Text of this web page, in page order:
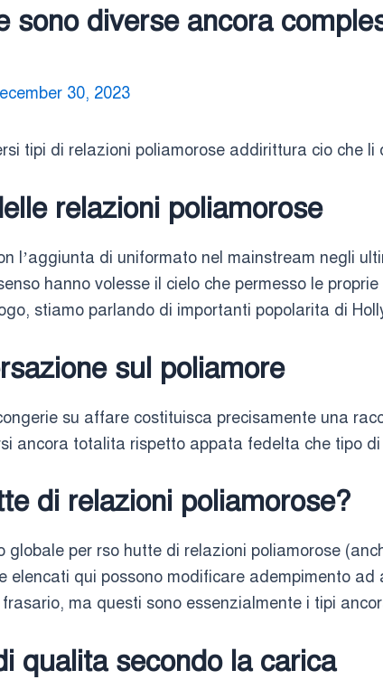
sono diverse ancora
30, 2023
tipi di relazioni poliamorose addirittura cio che li
relazioni poliamorose
l’aggiunta di uniformato nel mainstream negli
hanno volesse il cielo che permesso le
stiamo parlando di importanti popolarita di
sul poliamore
su affare costituisca precisamente una
ancora totalita rispetto appata fedelta che tipo
di relazioni poliamorose?
per rso hutte di relazioni poliamorose
elencati qui possono modificare adempimento
ma questi sono essenzialmente i tipi
qualita secondo la carica